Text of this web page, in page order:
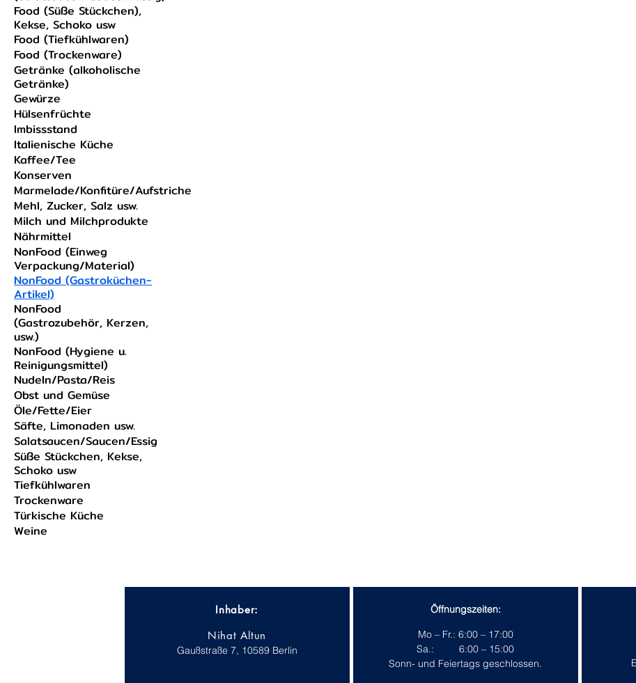
Food (Süße Stückchen),
Kekse, Schoko usw
Food (Tiefkühlwaren)
Food (Trockenware)
Getränke (alkoholische
Getränke)
Gewürze
Hülsenfrüchte
Imbissstand
Italienische Küche
Kaffee/Tee
Konserven
Marmelade/Konfitüre/Aufstriche
Mehl, Zucker, Salz usw.
Milch und Milchprodukte
Nährmittel
NonFood (Einweg
Verpackung/Material)
NonFood (Gastroküchen-
Artikel)
NonFood
(Gastrozubehör, Kerzen,
usw.)
NonFood (Hygiene u.
Reinigungsmittel)
Nudeln/Pasta/Reis
Obst und Gemüse
Öle/Fette/Eier
Säfte, Limonaden usw.
Salatsaucen/Saucen/Essig
Süße Stückchen, Kekse,
Schoko usw
Tiefkühlwaren
Trockenware
Türkische Küche
Weine
Inhaber:
Nihat Altun
Gaußstraße 7, 10589 Berlin
Öffnungszeiten:
Mo – Fr.: 6:00 – 17:00
Sa.: 6:00 – 15:00
Sonn- und Feiertags geschlossen.